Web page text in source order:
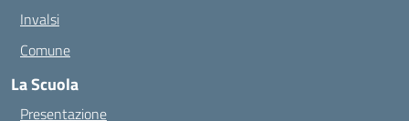
Invalsi
Comune
La Scuola
Presentazione